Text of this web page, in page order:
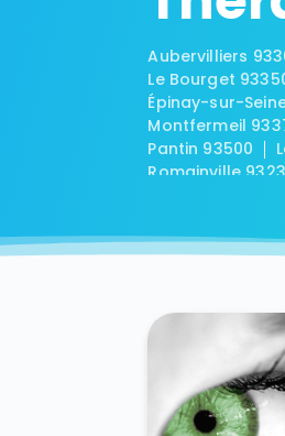
Aubervilliers
Le Bourget
Épinay-sur-
Montfermeil
Pantin 93500
Romainville